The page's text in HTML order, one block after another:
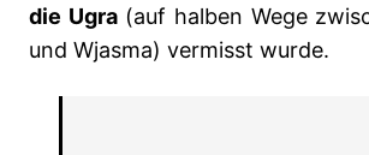
die Ugra(auf halben Wege
und Wjasma) vermisst wurde.